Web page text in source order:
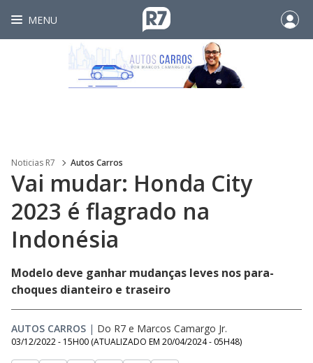
MENU
Noticias R7 Autos Carros
Vai mudar: Honda City
2023 é flagrado na
Indonésia
Modelo deve ganhar mudanças leves nos para-
choques dianteiro e traseiro
AUTOS CARROS | Do R7 e Marcos Camargo Jr.
03/12/2022 - 15H00 (ATUALIZADO EM 20/04/2024 - 05H48)